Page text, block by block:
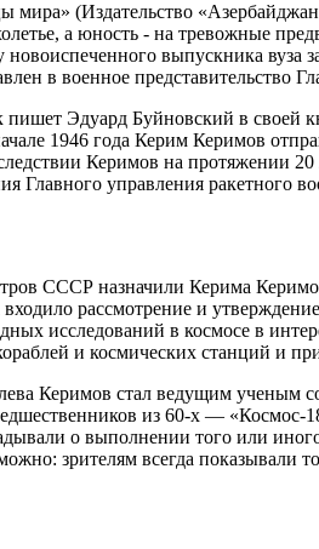
мира» (Издательство
а юность - на тревожные
выпускника
в военное представительство
Эдуард Буйновский в своей
1946 года Керим Керимов
Керимов на протяжении
Главного управления ракетного
СССР назначили Керима
рассмотрение и
исследований в космосе в
и космических станций и
Керимов стал ведущим ученым
из 60-х — «Космос-
о выполнении того или
зрителям всегда показывали